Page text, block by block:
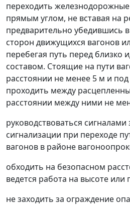
переходить
прямым углом, не вставая на
предварительно убедившись в
сторон движущихся вагонов
перебегая путь перед
составом. Стоящие на пути
расстоянии не менее 5 м и
проходить между
расстоянии между ними не
руководствоваться
сигнализации при переходе
вагонов в районе
обходить на безопасном
ведется работа на высоте или
не заходить за ограждение